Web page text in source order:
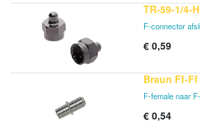
TR-59-1/4-
F-connector
€ 0,59
Braun Ff-Ff
F-female naar
€ 0,54